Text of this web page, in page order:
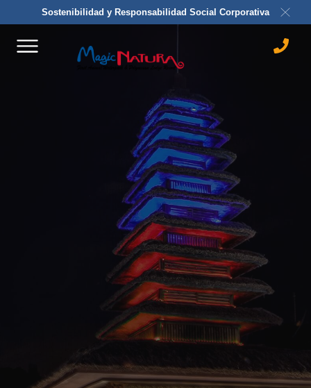
Sostenibilidad y Responsabilidad Social Corporativa